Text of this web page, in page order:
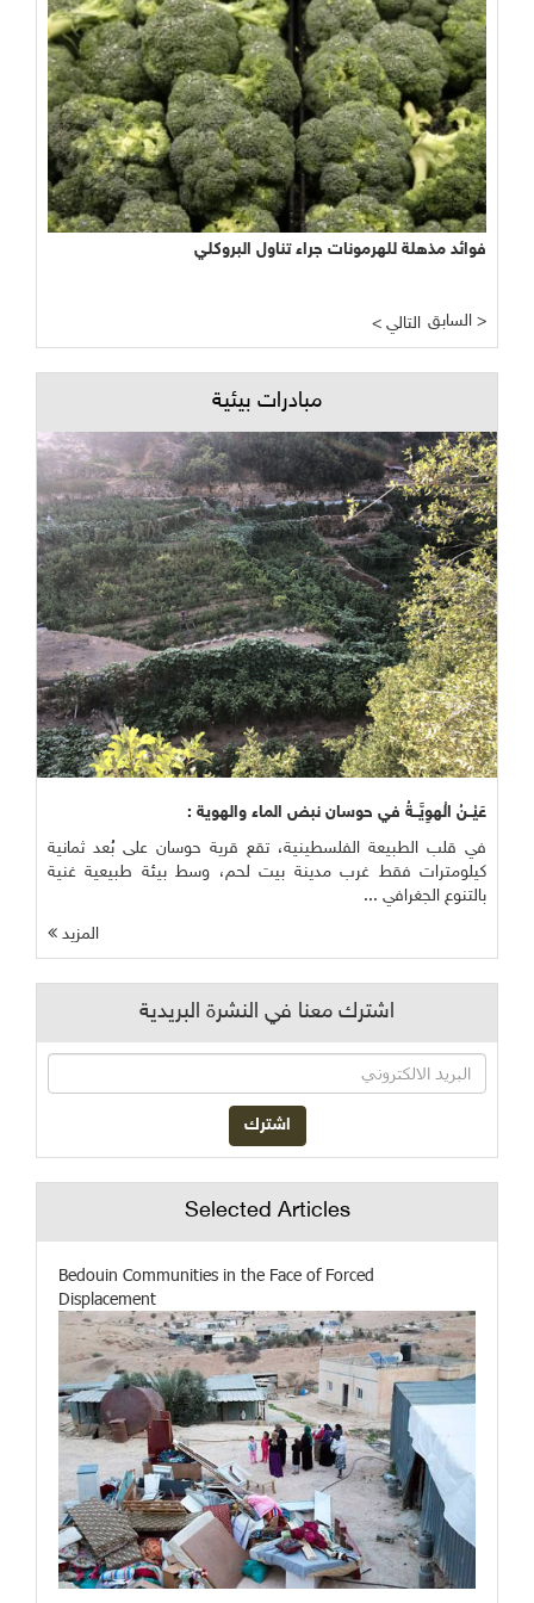
فوائد مذهلة للهرمونات جراء تناول البروكلي
< التالي السابق >
مبادرات بيئية
عَيْــنُ الْهوِيَّــةُ في حوسان نبض الماء والهوية :
في قلب الطبيعة الفلسطينية، تقع قرية حوسان على بُعد ثمانية
كيلومترات فقط غرب مدينة بيت لحم، وسط بيئة طبيعية غنية
بالتنوع الجغرافي ...
المزيد
اشترك معنا في النشرة البريدية
Selected Articles
Bedouin Communities in the Face of Forced
Displacement